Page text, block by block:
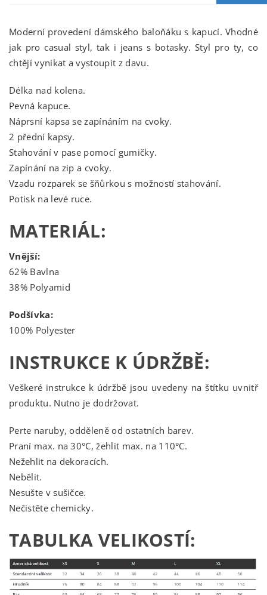
Moderní provedení dámského baloňáku s kapucí. Vhodné
jak pro casual styl, tak i jeans s botasky. Styl pro ty, co
chtějí vynikat a vystoupit z davu.
Délka nad kolena.
Pevná kapuce.
Náprsní kapsa se zapínáním na cvoky.
2 přední kapsy.
Stahování v pase pomocí gumičky.
Zapínání na zip a cvoky.
Vzadu rozparek se šňůrkou s možností stahování.
Potisk na levé ruce.
MATERIÁL:
Vnější:
62% Bavlna
38% Polyamid
Podšívka:
100% Polyester
INSTRUKCE K ÚDRŽBĚ:
Veškeré instrukce k údržbě jsou uvedeny na štítku uvnitř
produktu. Nutno je dodržovat.
Perte naruby, odděleně od ostatních barev.
Praní max. na 30°C, žehlit max. na 110°C.
Nežehlit na dekoracích.
Nebělit.
Nesušte v sušičce.
Nečistěte chemicky.
TABULKA VELIKOSTÍ: